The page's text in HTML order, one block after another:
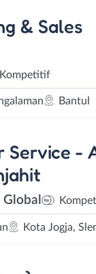
& Sales
Kompetitif
Bantul
Service -
Kota Jogja,